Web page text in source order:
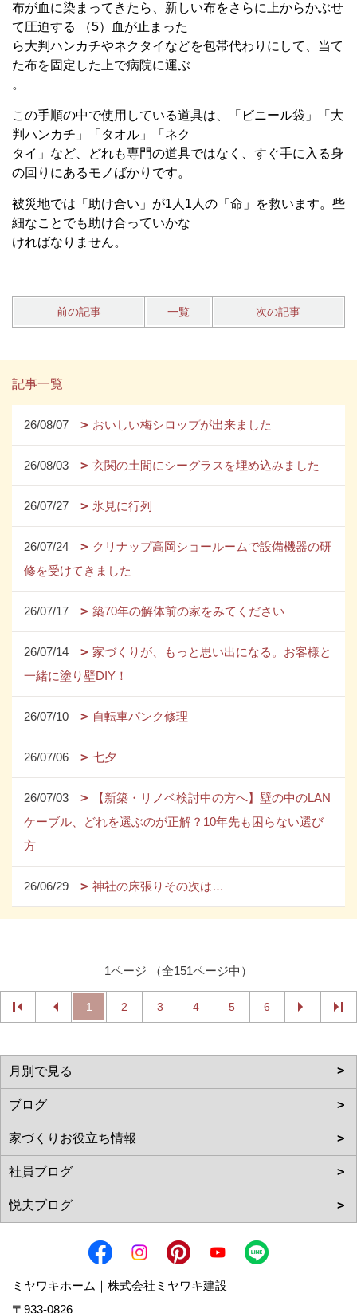
布が血に染まってきたら、新しい布をさらに上からかぶせ
て圧迫する （5）血が止まった
ら大判ハンカチやネクタイなどを包帯代わりにして、当て
た布を固定した上で病院に運ぶ
。
この手順の中で使用している道具は、「ビニール袋」「大
判ハンカチ」「タオル」「ネク
タイ」など、どれも専門の道具ではなく、すぐ手に入る身
の回りにあるモノばかりです。
被災地では「助け合い」が1人1人の「命」を救います。些
細なことでも助け合っていかな
ければなりません。
前の記事 一覧 次の記事
記事一覧
26/08/07 おいしい梅シロップが出来ました
26/08/03 玄関の土間にシーグラスを埋め込みました
26/07/27 氷見に行列
26/07/24
クリナップ高岡ショールームで設備機器の研
修を受けてきました
26/07/17 築70年の解体前の家をみてください
26/07/14
家づくりが、もっと思い出になる。お客様と
一緒に塗り壁DIY！
26/07/10 自転車パンク修理
26/07/06 七夕
26/07/03
【新築・リノベ検討中の方へ】壁の中のLAN
ケーブル、どれを選ぶのが正解？10年先も困らない選び
方
26/06/29 神社の床張りその次は…
1ページ （全151ページ中）
1 2 3 4 5 6
ミヤワキホーム｜株式会社ミヤワキ建設
〒933-0826